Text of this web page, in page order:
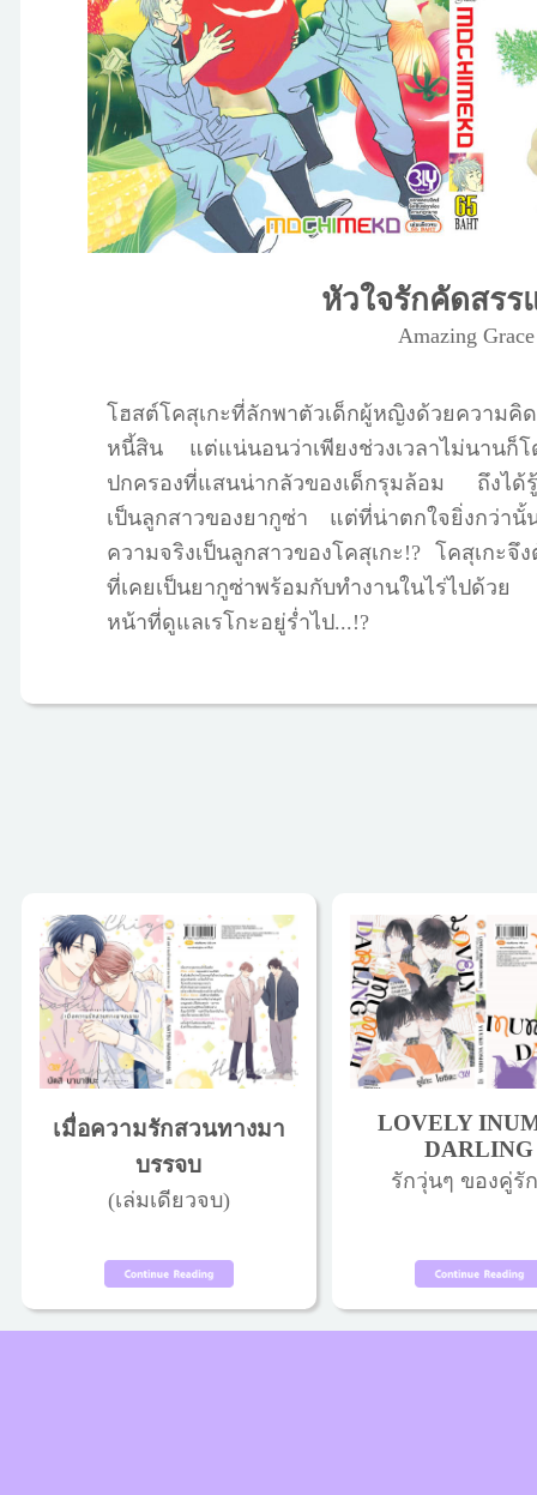
หัวใจรักคัดสรร
Amazing Grace
โฮสต์โคสุเกะที่ลักพาตัวเด็กผู้หญิงด้วยความคิด
หนี้สิน แต่แน่นอนว่าเพียงช่วงเวลาไม่นานก็
ปกครองที่แสนน่ากลัวของเด็กรุมล้อม ถึงได้รู้
เป็นลูกสาวของยากูซ่า แต่ที่น่าตกใจยิ่งกว่านั้
ความจริงเป็นลูกสาวของโคสุเกะ!? โคสุเกะจึ
ที่เคยเป็นยากูซ่าพร้อมกับทำงานในไร่ไปด้ว
หน้าที่ดูแลเรโกะอยู่ร่ำไป...!?
เมื่อความรักสวนทางมา
บรรจบ
(เล่มเดียวจบ)
LOVELY
DARLING
รักวุ่นๆ ของคู่รั